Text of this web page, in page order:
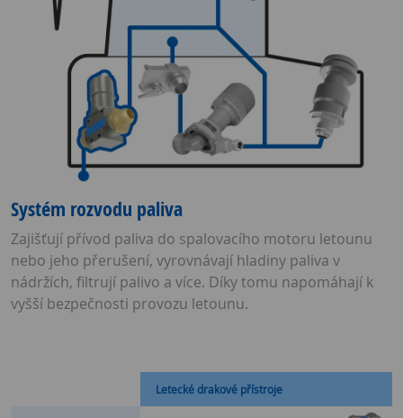
Systém rozvodu paliva
Zajišťují přívod paliva do spalovacího motoru letounu
nebo jeho přerušení, vyrovnávají hladiny paliva v
nádržích, filtrují palivo a více. Díky tomu napomáhají k
vyšší bezpečnosti provozu letounu.
Letecké drakové přístroje